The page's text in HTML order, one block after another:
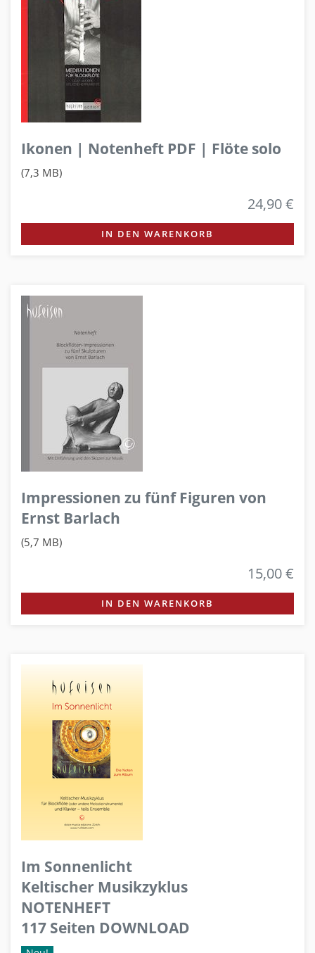
Ikonen | Notenheft PDF | Flöte solo
(7,3 MB)
24,90 €
IN DEN WARENKORB
Impressionen zu fünf Figuren von
Ernst Barlach
(5,7 MB)
15,00 €
IN DEN WARENKORB
Im Sonnenlicht
Keltischer Musikzyklus
NOTENHEFT
117 Seiten DOWNLOAD